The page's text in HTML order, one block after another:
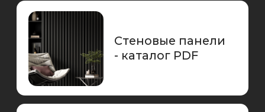
Стойки ресепшн
глянец - каталог
Стойки ресепшн
премиум -
каталог PDF